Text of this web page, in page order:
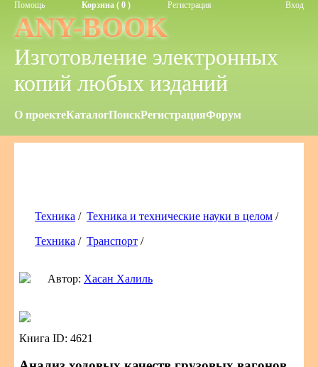
Помощь Корзина ( 0 ) Регистрация Вход
ANY-BOOK
Изготовление электронных
копий любых изданий
О проектеКаталогПоискРегистрацияФорум
Техника / Техника и технические науки в целом /
Техника / Транспорт /
Автор: Хасан Халиль
Книга ID: 4621